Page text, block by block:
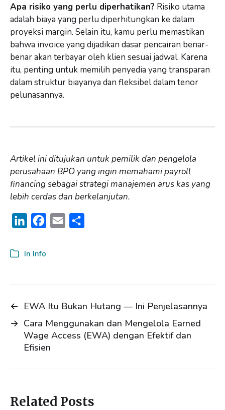
Apa risiko yang perlu diperhatikan? Risiko utama
adalah biaya yang perlu diperhitungkan ke dalam
proyeksi margin. Selain itu, kamu perlu memastikan
bahwa invoice yang dijadikan dasar pencairan benar-
benar akan terbayar oleh klien sesuai jadwal. Karena
itu, penting untuk memilih penyedia yang transparan
dalam struktur biayanya dan fleksibel dalam tenor
pelunasannya.
Artikel ini ditujukan untuk pemilik dan pengelola
perusahaan BPO yang ingin memahami payroll
financing sebagai strategi manajemen arus kas yang
lebih cerdas dan berkelanjutan.
n
I
n
o
k
In Info
← EWA Itu Bukan Hutang — Ini Penjelasannya
→ Cara Menggunakan dan Mengelola Earned
Wage Access (EWA) dengan Efektif dan
Efisien
Related Posts